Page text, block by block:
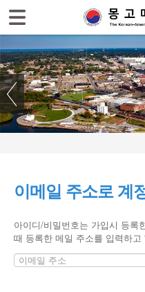
이메일 주소로 계
아이디/비밀번호는 가입시 등록
때 등록한 메일 주소를 입력하
로그인 회원가입
한인회
한인회 소식
- 공지사항
- 몽고메리 한인회 이모저모
- 애틀랜타 총영사관 소식
한인회 커뮤니티